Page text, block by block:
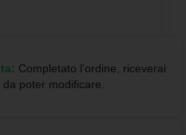
Completato l'ordine, riceverai
poter modificare.